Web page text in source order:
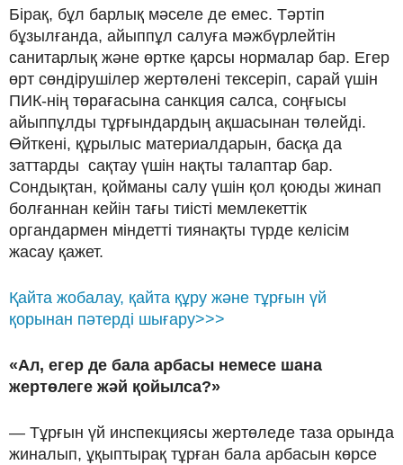
Бірақ, бұл барлық мәселе де емес. Тәртіп
бұзылғанда, айыппұл салуға мәжбүрлейтін
санитарлық және өртке қарсы нормалар бар. Егер
өрт сөндірушілер жертөлені тексеріп, сарай үшін
ПИК-нің төрағасына санкция салса, соңғысы
айыппұлды тұрғындардың ақшасынан төлейді.
Өйткені, құрылыс материалдарын, басқа да
заттарды сақтау үшін нақты талаптар бар.
Сондықтан, қойманы салу үшін қол қоюды жинап
болғаннан кейін тағы тиісті мемлекеттік
органдармен міндетті тиянақты түрде келісім
жасау қажет.
Қайта жобалау, қайта құру және тұрғын үй
қорынан пәтерді шығару>>>
«Ал, егер де бала арбасы немесе шана
жертөлеге жәй қойылса?»
— Тұрғын үй инспекциясы жертөледе таза орында
жиналып, ұқыптырақ тұрған бала арбасын көрсе